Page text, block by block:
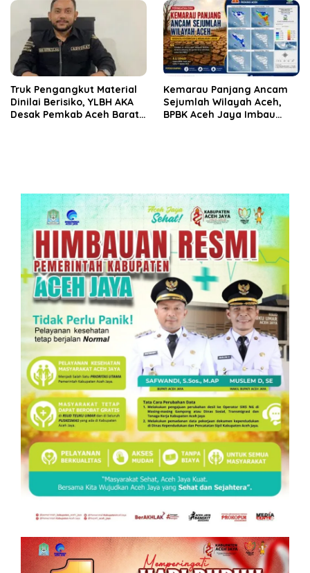
Truk Pengangkut Material
Dinilai Berisiko, YLBH AKA
Desak Pemkab Aceh Barat
Kemarau Panjang Ancam
Sejumlah Wilayah Aceh,
BPBK Aceh Jaya Imbau